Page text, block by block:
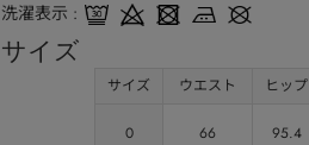
洗濯表示
サイズ
サイズ ウエスト ヒップ
0 66 95.4